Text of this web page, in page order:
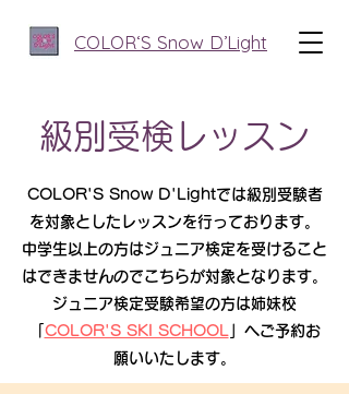
​COLOR‘S Snow D’Light
級別受検レッスン
COLOR'S Snow D'Lightでは級別受験者
を対象としたレッスンを行っております。
中学生以上の方はジュニア検定を受けること
はできませんのでこちらが対象となります。
​ジュニア検定受験希望の方は姉妹校
COLOR'S SKI SCHOOL 」へご予約お
願いいたします。